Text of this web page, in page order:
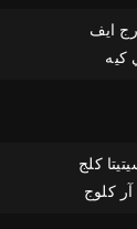
ايف
كيه
كلج
كلوج